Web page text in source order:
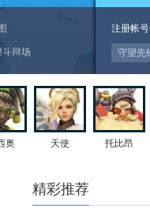
斗辩场
注册帐号
奥 天使 托比昂
精彩推荐